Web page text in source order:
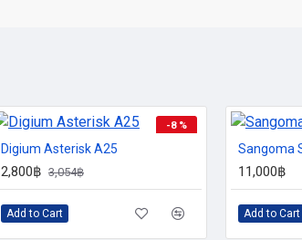
XMPP Pro
-8 %
Digium Asterisk A25
2,800฿ 3,054฿
Add to Cart
Sangoma
11,000฿
Add to Cart